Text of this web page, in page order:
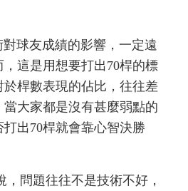
球友成績的影響，一定遠
，這是用想要打出70桿的標
於桿數表現的佔比，往往差
當大家都是沒有甚麼弱點的
打出70桿就會靠心智決勝
問題往往不是技術不好，